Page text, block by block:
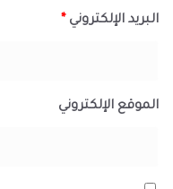
البريد الإلكتروني *
الموقع الإلكتروني